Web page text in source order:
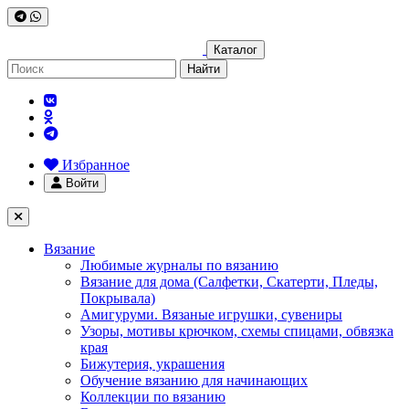
Каталог
Найти
Избранное
Войти
Вязание
Любимые журналы по вязанию
Вязание для дома (Салфетки, Скатерти, Пледы,
Покрывала)
Амигуруми. Вязаные игрушки, сувениры
Узоры, мотивы крючком, схемы спицами, обвязка
края
Бижутерия, украшения
Обучение вязанию для начинающих
Коллекции по вязанию